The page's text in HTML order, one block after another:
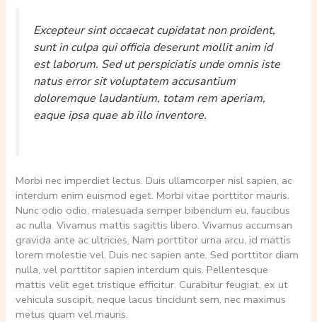
Excepteur sint occaecat cupidatat non proident,
sunt in culpa qui officia deserunt mollit anim id
est laborum. Sed ut perspiciatis unde omnis iste
natus error sit voluptatem accusantium
doloremque laudantium, totam rem aperiam,
eaque ipsa quae ab illo inventore.
Morbi nec imperdiet lectus. Duis ullamcorper nisl sapien, ac
interdum enim euismod eget. Morbi vitae porttitor mauris.
Nunc odio odio, malesuada semper bibendum eu, faucibus
ac nulla. Vivamus mattis sagittis libero. Vivamus accumsan
gravida ante ac ultricies. Nam porttitor urna arcu, id mattis
lorem molestie vel. Duis nec sapien ante. Sed porttitor diam
nulla, vel porttitor sapien interdum quis. Pellentesque
mattis velit eget tristique efficitur. Curabitur feugiat, ex ut
vehicula suscipit, neque lacus tincidunt sem, nec maximus
metus quam vel mauris.